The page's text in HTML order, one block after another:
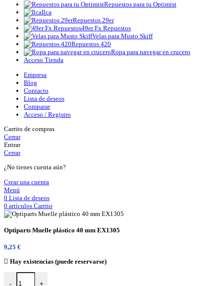
Repuestos para tu Optimist
Ilca
Repuestos 29er
49er Fx Repuestos
Velas para Musto Skiff
Repuestos 420
Ropa para navegar en crucero
Acceso Tienda
Empresa
Blog
Contacto
Lista de deseos
Comparar
Acceso / Registro
Carrito de compras
Cerrar
Entrar
Cerrar
¿No tienes cuenta aún?
Crear una cuenta
Menú
0 Lista de deseos
0 artículos Carrito
Optiparts Muelle plástico 40 mm EX1305
9,25 €
Hay existencias (puede reservarse)
-
Optiparts Muelle plástico 40 mm EX1305 cantidad
+